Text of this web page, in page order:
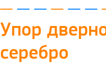
Упор
серебро